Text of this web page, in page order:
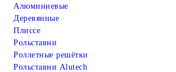
Алюминиевые
Деревянные
Плиссе
Рольставни
Роллетные решётки
Рольставни Alutech